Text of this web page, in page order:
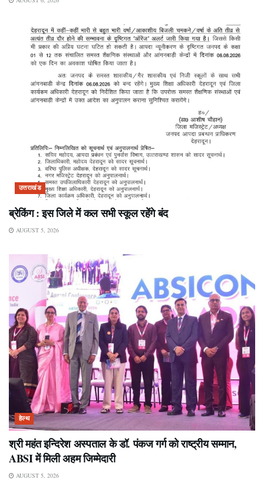
उत्तराखंड
ब्रेकिंग : इस जिले में कल सभी स्कूल रहेंगे बंद
AUGUST 5, 2026
हेल्थ
श्री महंत इन्दिरेश अस्पताल के डॉ. पंकज गर्ग को राष्ट्रीय सम्मान,
ABSI में मिली अहम जिम्मेदारी
AUGUST 5, 2026